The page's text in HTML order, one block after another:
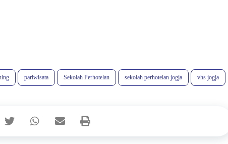
pariwisata Sekolah Perhotelan sekolah perhotelan jogja vhs jogja